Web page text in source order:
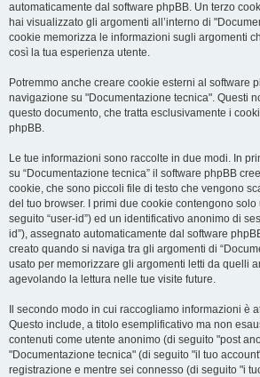
automaticamente dal software phpBB. Un terzo
hai visualizzato gli argomenti all’interno di
cookie memorizza le informazioni sugli argomenti
così la tua esperienza utente.
Potremmo anche creare cookie esterni al software
navigazione su "Documentazione tecnica". Questi
questo documento, che tratta esclusivamente i
phpBB.
Le tue informazioni sono raccolte in due modi. In
su “Documentazione tecnica” il software phpBB
cookie, che sono piccoli file di testo che vengono
del tuo browser. I primi due cookie contengono
seguito “user-id”) ed un identificativo anonimo di
id”), assegnato automaticamente dal software
creato quando si naviga tra gli argomenti di
usato per memorizzare gli argomenti letti da quelli
agevolando la lettura nelle tue visite future.
Il secondo modo in cui raccogliamo informazioni è
Questo include, a titolo esemplificativo ma non
contenuti come utente anonimo (di seguito "post
"Documentazione tecnica" (di seguito "il tuo
registrazione e mentre sei connesso (di seguito "i